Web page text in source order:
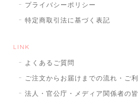
プライバシーポリシー
特定商取引法に基づく表記
LINK
よくあるご質問
ご注文からお届けまでの流れ・ご
法人・官公庁・メディア関係者の